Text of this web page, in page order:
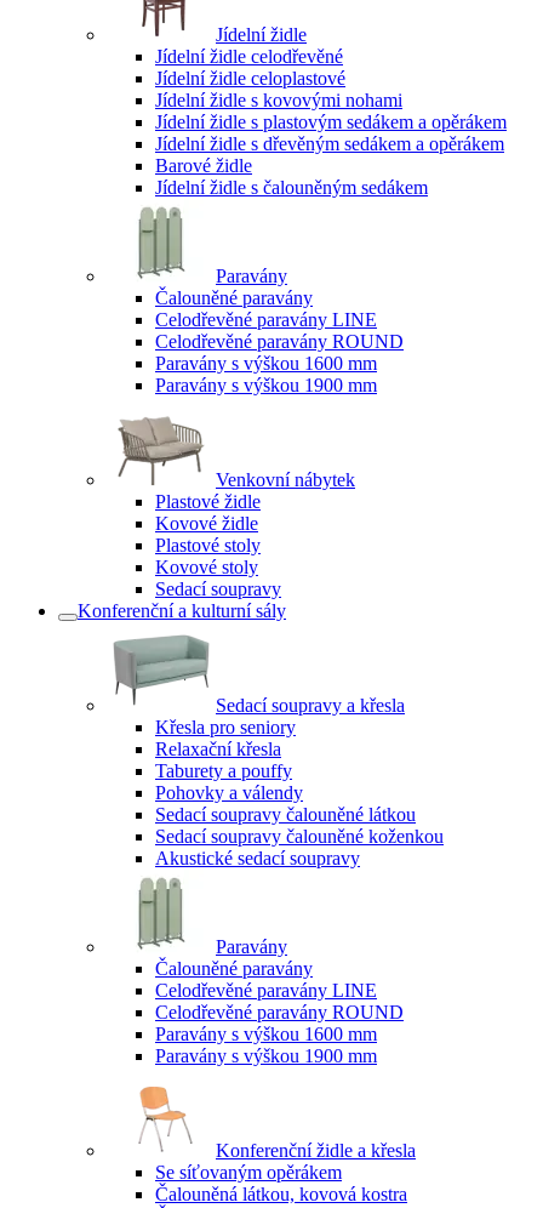
Jídelní židle
Jídelní židle celodřevěné
Jídelní židle celoplastové
Jídelní židle s kovovými nohami
Jídelní židle s plastovým sedákem a opěrákem
Jídelní židle s dřevěným sedákem a opěrákem
Barové židle
Jídelní židle s čalouněným sedákem
Paravány
Čalouněné paravány
Celodřevěné paravány LINE
Celodřevěné paravány ROUND
Paravány s výškou 1600 mm
Paravány s výškou 1900 mm
Venkovní nábytek
Plastové židle
Kovové židle
Plastové stoly
Kovové stoly
Sedací soupravy
Konferenční a kulturní sály
Sedací soupravy a křesla
Křesla pro seniory
Relaxační křesla
Taburety a pouffy
Pohovky a válendy
Sedací soupravy čalouněné látkou
Sedací soupravy čalouněné koženkou
Akustické sedací soupravy
Paravány
Čalouněné paravány
Celodřevěné paravány LINE
Celodřevěné paravány ROUND
Paravány s výškou 1600 mm
Paravány s výškou 1900 mm
Konferenční židle a křesla
Se síťovaným opěrákem
Čalouněná látkou, kovová kostra